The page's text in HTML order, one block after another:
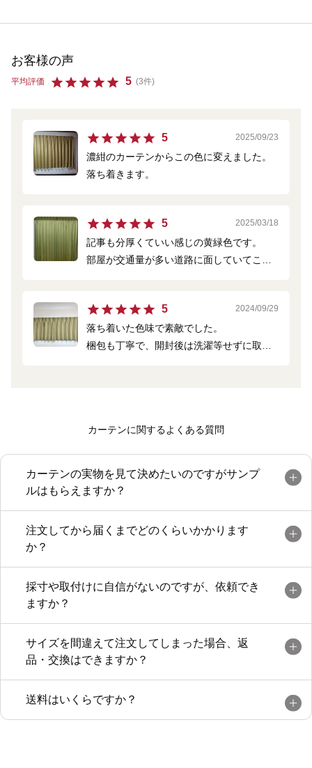
お客様の声
平均評価 5 (3件)
5 2025/09/23
濃紺のカーテンからこの色に変えました。
落ち着きます。
5 2025/03/18
記事も分厚くていい感じの黄緑色です。
部屋が交通量が多い道路に面していてこれ
5 2024/09/29
落ち着いた色味で素敵でした。
梱包も丁寧で、開封後は洗濯等せずに取り
カーテンに関するよくある質問
カーテンの実物を見て決めたいのですがサンプ
ルはもらえますか？
注文してから届くまでどのくらいかかります
か？
採寸や取付けに自信がないのですが、依頼でき
ますか？
サイズを間違えて注文してしまった場合、返
品・交換はできますか？
送料はいくらですか？